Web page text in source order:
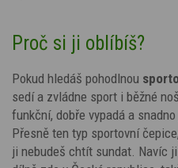
Proč si ji oblíbíš?
Pokud hledáš pohodlnou
sedí a zvládne sport i běžné
funkční, dobře vypadá a
Přesně ten typ sportovní
ji nebudeš chtít sundat. Navíc